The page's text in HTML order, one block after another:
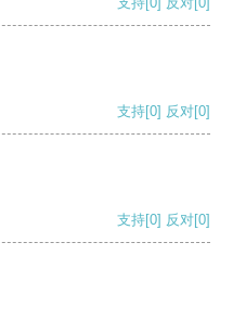
支持[0] 反对[0]
支持[0] 反对[0]